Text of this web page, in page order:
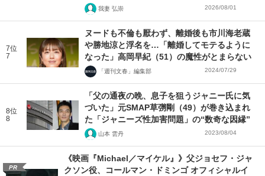
我妻 弘崇 2026/08/01
7位
7
ヌードも不倫も厭わず、離婚後も市川海老蔵
や勝地涼と浮名を…「離婚してモテるように
なった」高岡早紀（51）の魔性がとまらない
「週刊文春」編集部 2024/07/29
8位
8
「父の通夜の晩、息子を狙うジャニー氏に気
づいた」元SMAP草彅剛（49）が巻き込まれ
た「ジャニーズ性加害問題」の“数奇な因縁”
山本 雲丹 2023/08/04
PR
《映画『Michael／マイケル』》父ジョセフ・ジャ
クソン役、コールマン・ドミンゴ オフィシャルイ